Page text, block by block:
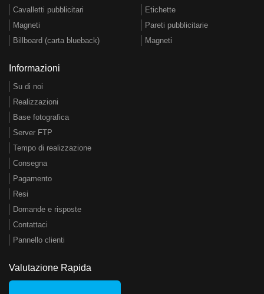
Cavalletti pubblicitari
Magneti
Billboard (carta blueback)
Etichette
Pareti pubblicitarie
Magneti
Informazioni
Su di noi
Realizzazioni
Base fotografica
Server FTP
Tempo di realizzazione
Consegna
Pagamento
Resi
Domande e risposte
Contattaci
Pannello clienti
Valutazione Rapida